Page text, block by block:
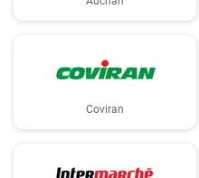
Coviran